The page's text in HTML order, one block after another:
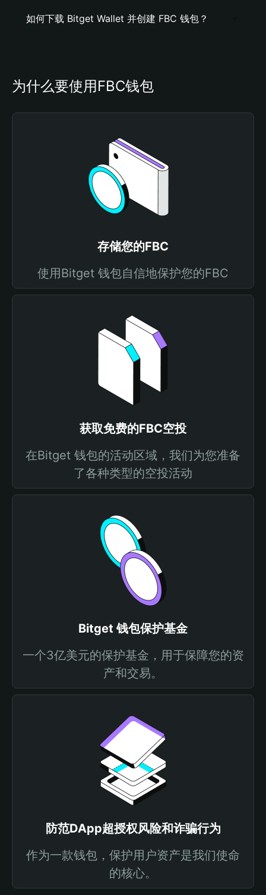
如何下载 Bitget Wallet 并创建 FBC 钱包？
为什么要使用FBC钱包
存储您的FBC
使用Bitget 钱包自信地保护您的FBC
获取免费的FBC空投
在Bitget 钱包的活动区域，我们为您准备
了各种类型的空投活动
Bitget 钱包保护基金
一个3亿美元的保护基金，用于保障您的资
产和交易。
防范DApp超授权风险和诈骗行为
作为一款钱包，保护用户资产是我们使命
的核心。